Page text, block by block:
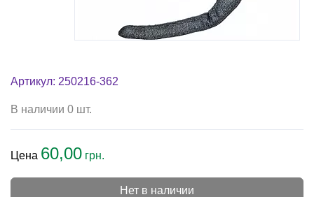
Артикул: 250216-362
В наличии 0 шт.
Цена 60,00 грн.
Нет в наличии